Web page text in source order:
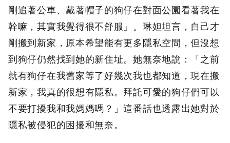
剛追著公車、戴著帽子的狗仔在對面公園看著我在
幹嘛，其實我覺得很不舒服」。琳妲坦言，自己才
剛搬到新家，原本希望能有更多隱私空間，但沒想
到狗仔仍然找到她的新住址。她無奈地說：「之前
就有狗仔在我舊家等了好幾次我也都知道，現在搬
新家，我真的很想有隱私。拜託可愛的狗仔們可以
不要打擾我和我媽媽嗎？」這番話也透露出她對於
隱私被侵犯的困擾和無奈。